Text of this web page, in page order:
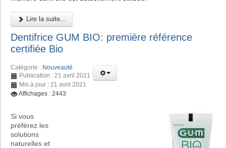
Lire la suite...
Dentifrice GUM BIO: première référence
certifiée Bio
Catégorie : Nouveauté
Publication : 21 avril 2021
Mis à jour : 21 avril 2021
Affichages : 2443
Si vous
préférez les
solutions
naturelles et